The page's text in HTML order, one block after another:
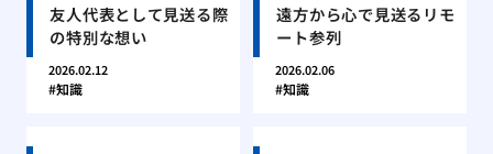
友人代表として見送る際
の特別な想い
2026.02.12
知識
遠方から心で見送るリモ
ート参列
2026.02.06
知識